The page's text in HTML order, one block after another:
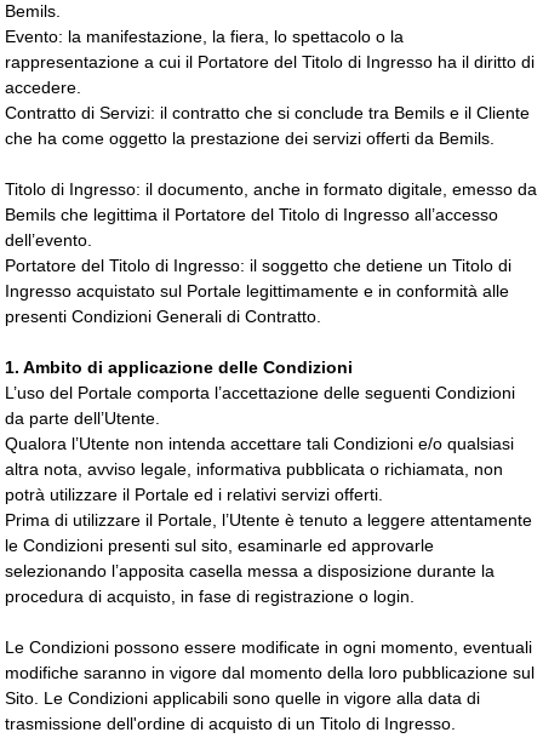
Bemils.
Evento: la manifestazione, la fiera, lo spettacolo o la
rappresentazione a cui il Portatore del Titolo di Ingresso ha il diritto di
accedere.
Contratto di Servizi: il contratto che si conclude tra Bemils e il Cliente
che ha come oggetto la prestazione dei servizi offerti da Bemils.
Titolo di Ingresso: il documento, anche in formato digitale, emesso da
Bemils che legittima il Portatore del Titolo di Ingresso all’accesso
dell’evento.
Portatore del Titolo di Ingresso: il soggetto che detiene un Titolo di
Ingresso acquistato sul Portale legittimamente e in conformità alle
presenti Condizioni Generali di Contratto.
1. Ambito di applicazione delle Condizioni
L’uso del Portale comporta l’accettazione delle seguenti Condizioni
da parte dell’Utente.
Qualora l’Utente non intenda accettare tali Condizioni e/o qualsiasi
altra nota, avviso legale, informativa pubblicata o richiamata, non
potrà utilizzare il Portale ed i relativi servizi offerti.
Prima di utilizzare il Portale, l’Utente è tenuto a leggere attentamente
le Condizioni presenti sul sito, esaminarle ed approvarle
selezionando l’apposita casella messa a disposizione durante la
procedura di acquisto, in fase di registrazione o login.
Le Condizioni possono essere modificate in ogni momento, eventuali
modifiche saranno in vigore dal momento della loro pubblicazione sul
Sito. Le Condizioni applicabili sono quelle in vigore alla data di
trasmissione dell'ordine di acquisto di un Titolo di Ingresso.